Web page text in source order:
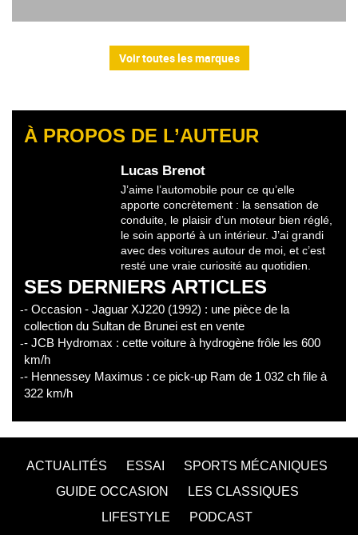
Voir toutes les marques
À PROPOS DE L’AUTEUR
Lucas Brenot
J’aime l’automobile pour ce qu’elle
apporte concrètement : la sensation de
conduite, le plaisir d’un moteur bien réglé,
le soin apporté à un intérieur. J’ai grandi
avec des voitures autour de moi, et c’est
resté une vraie curiosité au quotidien.
SES DERNIERS ARTICLES
- Occasion - Jaguar XJ220 (1992) : une pièce de la
collection du Sultan de Brunei est en vente
- JCB Hydromax : cette voiture à hydrogène frôle les 600
km/h
- Hennessey Maximus : ce pick-up Ram de 1 032 ch file à
322 km/h
ACTUALITÉS ESSAI
SPORTS MÉCANIQUES
GUIDE OCCASION
LES CLASSIQUES
LIFESTYLE
PODCAST